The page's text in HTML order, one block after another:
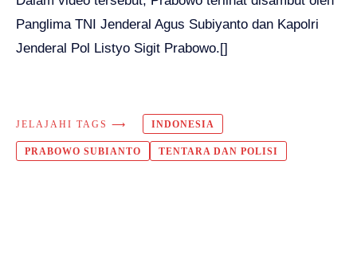
Panglima TNI Jenderal Agus Subiyanto dan Kapolri
Jenderal Pol Listyo Sigit Prabowo.[]
JELAJAHI TAGS ⟶ INDONESIA
PRABOWO SUBIANTO TENTARA DAN POLISI